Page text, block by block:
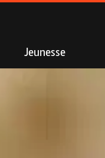
Jeunesse